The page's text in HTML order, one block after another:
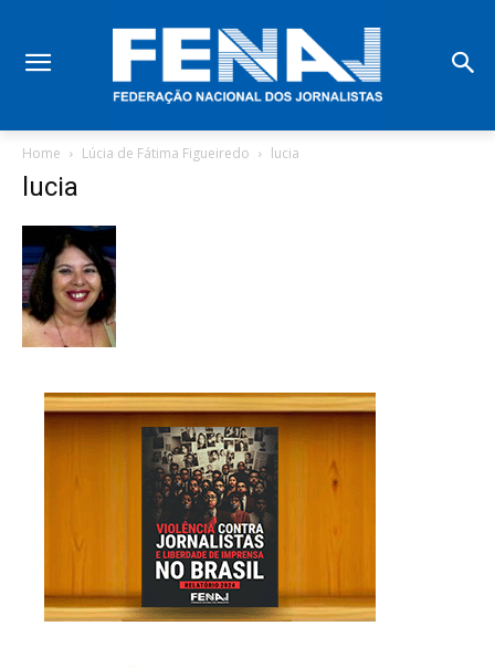
Home Lúcia de Fátima Figueiredo lucia
lucia